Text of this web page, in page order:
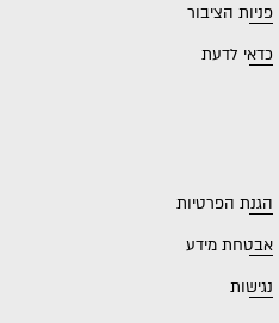
פניות הציבור
כדאי לדעת
הגנת הפרטיות
אבטחת מידע
נגישות